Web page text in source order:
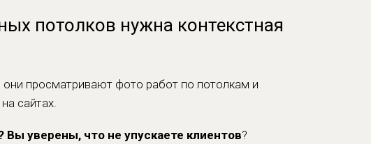
потолков нужна контекстная
просматривают фото работ по потолкам и
сайтах.
уверены, что не упускаете клиентов?